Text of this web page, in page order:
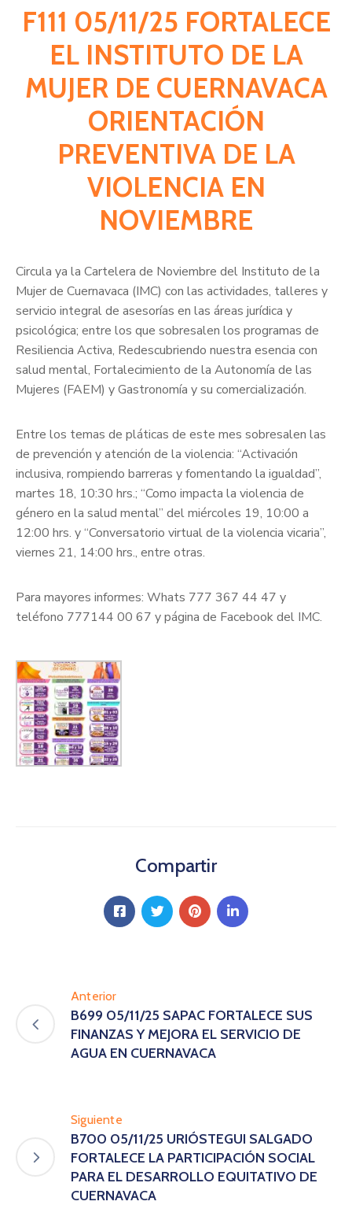
F111 05/11/25 FORTALECE
EL INSTITUTO DE LA
MUJER DE CUERNAVACA
ORIENTACIÓN
PREVENTIVA DE LA
VIOLENCIA EN
NOVIEMBRE
Circula ya la Cartelera de Noviembre del Instituto de la
Mujer de Cuernavaca (IMC) con las actividades, talleres y
servicio integral de asesorías en las áreas jurídica y
psicológica; entre los que sobresalen los programas de
Resiliencia Activa, Redescubriendo nuestra esencia con
salud mental, Fortalecimiento de la Autonomía de las
Mujeres (FAEM) y Gastronomía y su comercialización.
Entre los temas de pláticas de este mes sobresalen las
de prevención y atención de la violencia: “Activación
inclusiva, rompiendo barreras y fomentando la igualdad”,
martes 18, 10:30 hrs.; “Como impacta la violencia de
género en la salud mental” del miércoles 19, 10:00 a
12:00 hrs. y “Conversatorio virtual de la violencia vicaria”,
viernes 21, 14:00 hrs., entre otras.
Para mayores informes: Whats 777 367 44 47 y
teléfono 777144 00 67 y página de Facebook del IMC.
Compartir
Anterior
B699 05/11/25 SAPAC FORTALECE SUS
FINANZAS Y MEJORA EL SERVICIO DE
AGUA EN CUERNAVACA
Siguiente
B700 05/11/25 URIÓSTEGUI SALGADO
FORTALECE LA PARTICIPACIÓN SOCIAL
PARA EL DESARROLLO EQUITATIVO DE
CUERNAVACA